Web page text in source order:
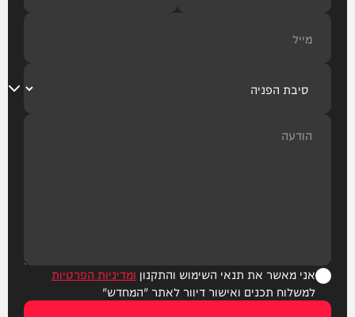
אני מאשר את תנאי השימוש והתקנון ומדיניות הפרטיות
למשלוח תכנים ואישור דיוור לאתר "המחדש"